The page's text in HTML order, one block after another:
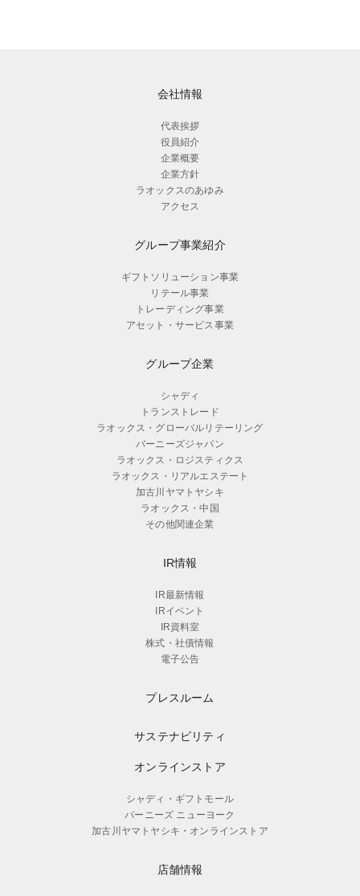
会社情報
代表挨拶
役員紹介
企業概要
企業方針
ラオックスのあゆみ
アクセス
グループ事業紹介
ギフトソリューション事業
リテール事業
トレーディング事業
アセット・サービス事業
グループ企業
シャディ
トランストレード
ラオックス・グローバルリテーリング
バーニーズジャパン
ラオックス・ロジスティクス
ラオックス・リアルエステート
加古川ヤマトヤシキ
ラオックス・中国
その他関連企業
IR情報
IR最新情報
IRイベント
IR資料室
株式・社債情報
電子公告
プレスルーム
サステナビリティ
オンラインストア
シャディ・ギフトモール
バーニーズ ニューヨーク
加古川ヤマトヤシキ・オンラインストア
店舗情報